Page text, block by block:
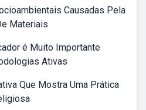
Causadas Pela
Materiais
é Muito Importante
Ativas
Que Mostra Uma Prática